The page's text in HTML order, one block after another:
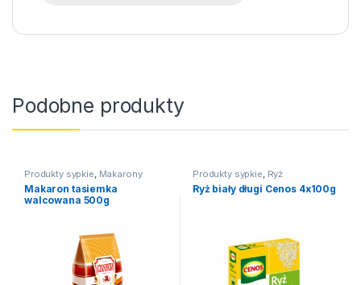
Podobne produkty
Produkty sypkie, Makarony
Makaron tasiemka
walcowana 500g
Produkty sypkie, Ryż
Ryż biały długi Cenos 4x100g